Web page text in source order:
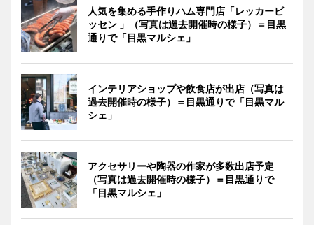
人気を集める手作りハム専門店「レッカービ
ッセン 」（写真は過去開催時の様子）＝目黒
通りで「目黒マルシェ」
インテリアショップや飲食店が出店（写真は
過去開催時の様子）＝目黒通りで「目黒マル
シェ」
アクセサリーや陶器の作家が多数出店予定
（写真は過去開催時の様子）＝目黒通りで
「目黒マルシェ」